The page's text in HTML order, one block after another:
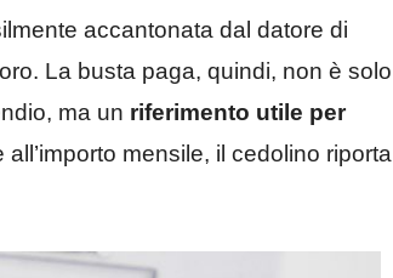
accantonata dal datore di
La busta paga, quindi, non è solo
ma un riferimento utile per
mensile, il cedolino riporta